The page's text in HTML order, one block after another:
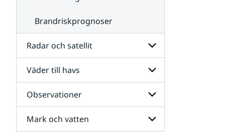
Brandriskprognoser
Radar och satellit
Undersidor
för
Radar
och
satellit
Väder till havs
Undersidor
för
Väder
till
havs
Observationer
Undersidor
för
Mark och vatten